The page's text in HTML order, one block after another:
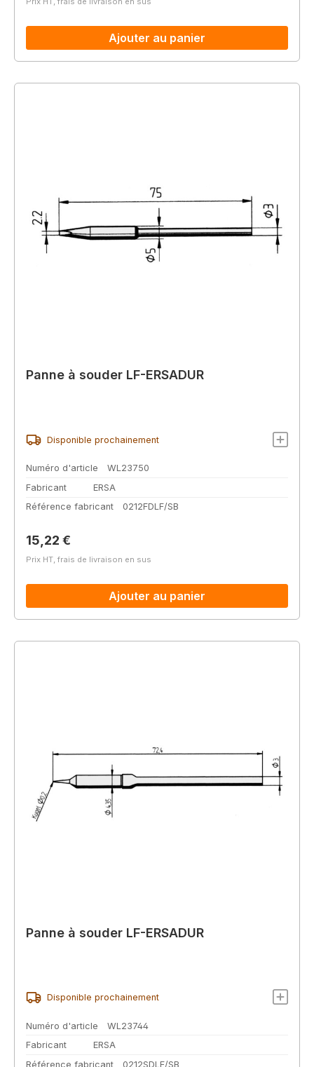
Ajouter au panier
Panne à souder LF-ERSADUR
Disponible prochainement
Numéro d'article
WL23750
Fabricant
ERSA
Référence fabricant
0212FDLF/SB
Prix régulier :
15,22 €
Prix HT, frais de livraison en sus
Ajouter au panier
Panne à souder LF-ERSADUR
Disponible prochainement
Numéro d'article
WL23744
Fabricant
ERSA
Référence fabricant
0212SDLF/SB